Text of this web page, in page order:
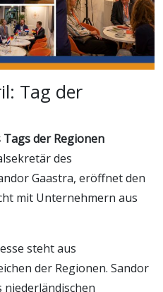
Tag der
Tags der Regionen
des
Gaastra, eröffnet den
mit Unternehmern aus
steht aus
der Regionen. Sandor
niederländischen